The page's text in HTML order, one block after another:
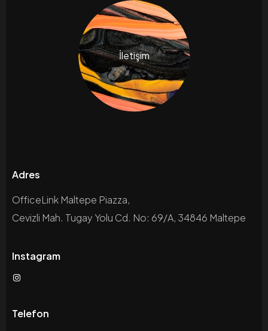
İletişim
Adres
OfficeLink Maltepe Piazza,
Cevizli Mah. Tugay Yolu Cd. No: 69/A, 34846 Maltepe
Instagram
Telefon